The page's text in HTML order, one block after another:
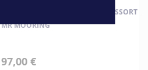
PERCHE PORTE AMARRE AVEC RESSORT
MR MOORING
97,00 €